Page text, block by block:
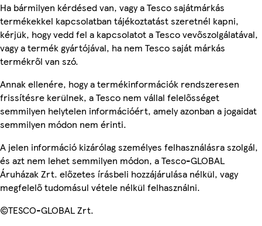
Ha bármilyen kérdésed van, vagy a Tesco sajátmárkás
termékekkel kapcsolatban tájékoztatást szeretnél kapni,
kérjük, hogy vedd fel a kapcsolatot a Tesco vevőszolgálatával,
vagy a termék gyártójával, ha nem Tesco saját márkás
termékről van szó.
Annak ellenére, hogy a termékinformációk rendszeresen
frissítésre kerülnek, a Tesco nem vállal felelősséget
semmilyen helytelen információért, amely azonban a jogaidat
semmilyen módon nem érinti.
A jelen információ kizárólag személyes felhasználásra szolgál,
és azt nem lehet semmilyen módon, a Tesco-GLOBAL
Áruházak Zrt. előzetes írásbeli hozzájárulása nélkül, vagy
megfelelő tudomásul vétele nélkül felhasználni.
©TESCO-GLOBAL Zrt.